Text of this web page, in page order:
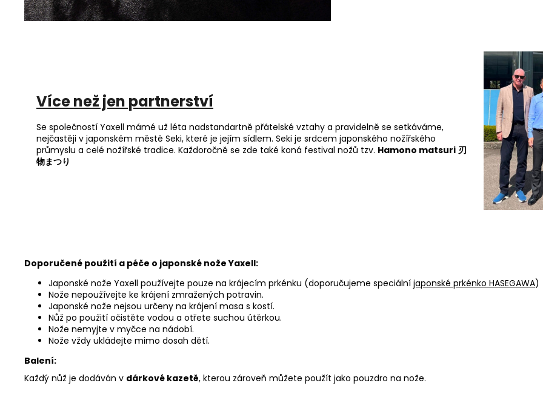
Více než jen partnerství
Se společností Yaxell mámé už léta nadstandartně přátelské vztahy a pravidelně se setkáváme,
nejčastěji v japonském městě Seki, které je jejím sídlem. Seki je srdcem japonského nožířského
průmyslu a celé nožířské tradice. Každoročně se zde také koná festival nožů tzv. Hamono matsuri 刃
物まつり
Doporučené použití a péče o japonské nože Yaxell:
Japonské nože Yaxell používejte pouze na krájecím prkénku (doporučujeme speciální japonské prkénko HASEGAWA)
Nože nepoužívejte ke krájení zmražených potravin.
Japonské nože nejsou určeny na krájení masa s kostí.
Nůž po použití očistěte vodou a otřete suchou útěrkou.
Nože nemyjte v myčce na nádobí.
Nože vždy ukládejte mimo dosah dětí.
Balení:
Každý nůž je dodáván v dárkové kazetě, kterou zároveň můžete použít jako pouzdro na nože.